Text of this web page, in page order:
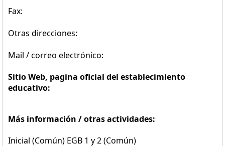
Fax:
Otras direcciones:
Mail / correo electrónico:
Sitio Web, pagina oficial del establecimiento
educativo:
Más información / otras actividades:
Inicial (Común) EGB 1 y 2 (Común)